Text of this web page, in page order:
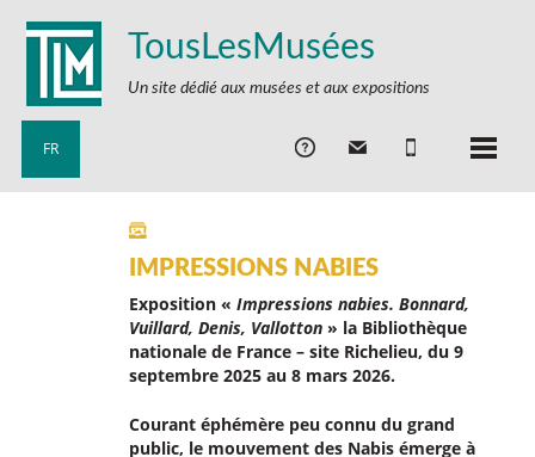
TousLesMusées
Un site dédié aux musées et aux expositions
FR
IMPRESSIONS NABIES
Exposition « Impressions nabies. Bonnard,
Vuillard, Denis, Vallotton » la Bibliothèque
nationale de France – site Richelieu, du 9
septembre 2025 au 8 mars 2026.
Courant éphémère peu connu du grand
public, le mouvement des Nabis émerge à